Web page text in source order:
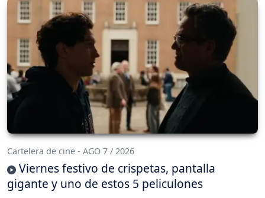
Cartelera de cine - AGO 7 / 2026
Viernes festivo de crispetas, pantalla
gigante y uno de estos 5 peliculones